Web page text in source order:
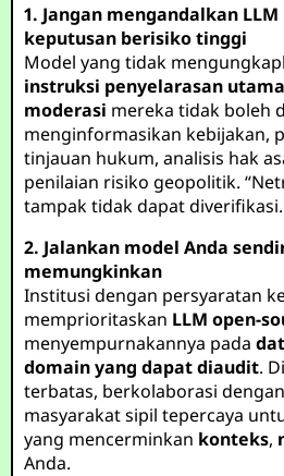
1. Jangan mengandalkan
keputusan berisiko tinggi
Model yang tidak
instruksi penyelarasan utama
moderasi mereka tidak boleh
menginformasikan kebijakan,
tinjauan hukum, analisis hak
penilaian risiko geopolitik.
tampak tidak dapat diverifikasi.
2. Jalankan model Anda
memungkinkan
Institusi dengan persyaratan
memprioritaskan LLM open-
menyempurnakannya pada
domain yang dapat diaudit.
terbatas, berkolaborasi
masyarakat sipil tepercaya
yang mencerminkan konteks,
Anda.